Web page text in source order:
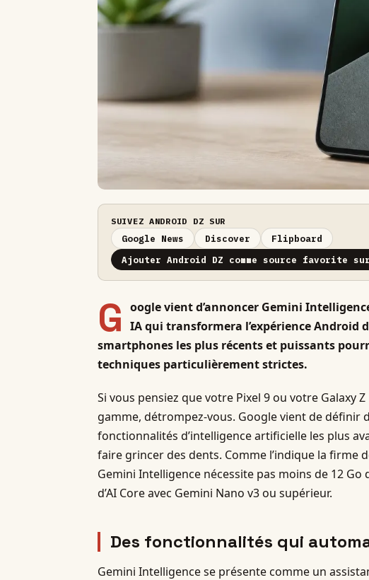
SUIVEZ ANDROID DZ SUR
Google News Discover
Flipboard
Ajouter Android DZ comme source favorite
G oogle vient d’annoncer Gemini
IA qui transformera l’expérience Android
smartphones les plus récents et puissants
techniques particulièrement strictes.
Si vous pensiez que votre Pixel 9 ou votre Galaxy
gamme, détrompez-vous. Google vient de définir
fonctionnalités d’intelligence artificielle les plus
faire grincer des dents. Comme l’indique la firme
Gemini Intelligence nécessite pas moins de 12
d’AI Core avec Gemini Nano v3 ou supérieur.
Des fonctionnalités qui
Gemini Intelligence se présente comme un